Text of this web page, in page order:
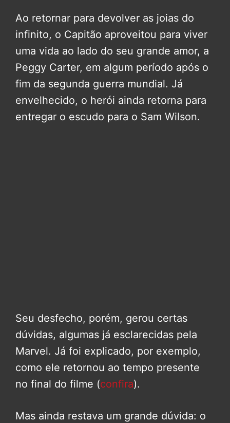
Ao retornar para devolver as joias do
infinito, o Capitão aproveitou para viver
uma vida ao lado do seu grande amor, a
Peggy Carter, em algum período após o
fim da segunda guerra mundial. Já
envelhecido, o herói ainda retorna para
entregar o escudo para o Sam Wilson.
Seu desfecho, porém, gerou certas
dúvidas, algumas já esclarecidas pela
Marvel. Já foi explicado, por exemplo,
como ele retornou ao tempo presente
no final do filme (confira).
Mas ainda restava um grande dúvida: o